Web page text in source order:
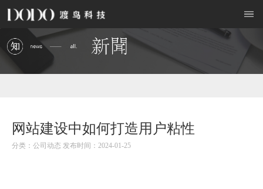
网站建设中如何打造用户粘性
分类：公司动态 发布时间：2024-01-25